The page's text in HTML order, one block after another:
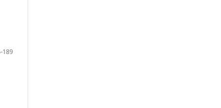
189